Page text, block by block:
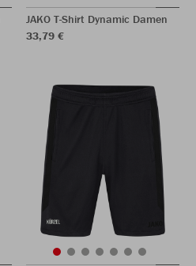
JAKO T-Shirt Dynamic Damen
33,79 €